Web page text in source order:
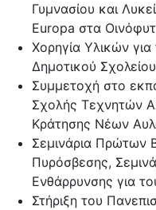
Γυμνασίου και
Europa στα
Χορηγία Υλικών
Δημοτικού
Συμμετοχή στο
Σχολής Τεχνητών
Κράτησης Νέων
Σεμινάρια Πρώτων
Πυρόσβεσης,
Ενθάρρυνσης για
Στήριξη του